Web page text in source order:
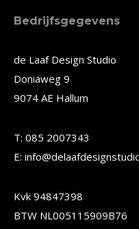
meerdere
Deze
optie
kan
worden
de
productpagina
Bedrijfsgegevens
de Laaf Design Studio
Doniaweg 9
9074 AE Hallum
T: 085 2007343
E:
Kvk 94847398
BTW NL005115909B76